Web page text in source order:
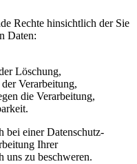
Rechte hinsichtlich der Sie
Daten:
Löschung,
Verarbeitung,
die Verarbeitung,
bei einer Datenschutz-
Ihrer
uns zu beschweren.